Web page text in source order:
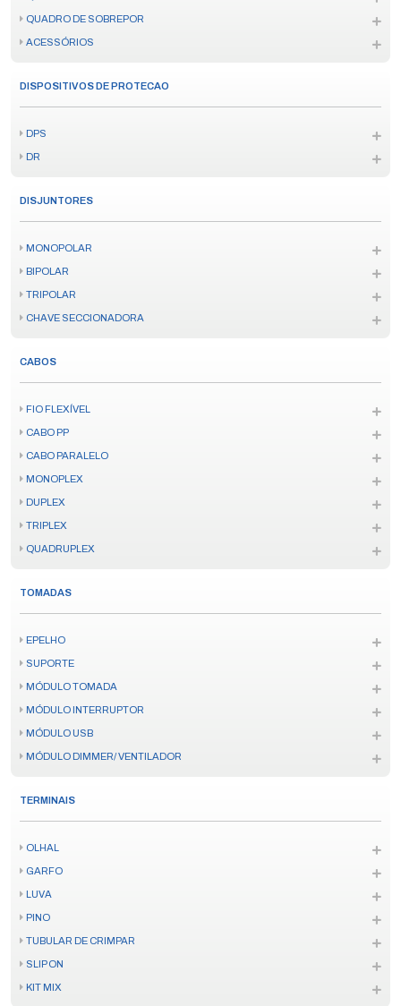
QUADRO DE SOBREPOR
ACESSÓRIOS
DISPOSITIVOS DE PROTECAO
DPS
DR
DISJUNTORES
MONOPOLAR
BIPOLAR
TRIPOLAR
CHAVE SECCIONADORA
CABOS
FIO FLEXÍVEL
CABO PP
CABO PARALELO
MONOPLEX
DUPLEX
TRIPLEX
QUADRUPLEX
TOMADAS
EPELHO
SUPORTE
MÓDULO TOMADA
MÓDULO INTERRUPTOR
MÓDULO USB
MÓDULO DIMMER/ VENTILADOR
TERMINAIS
OLHAL
GARFO
LUVA
PINO
TUBULAR DE CRIMPAR
SLIP ON
KIT MIX